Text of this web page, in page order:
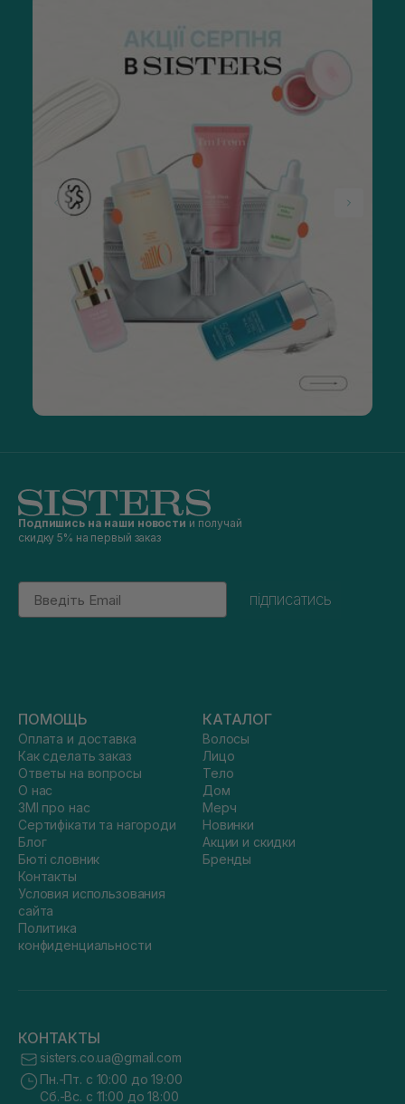
Подпишись на наши новости и получай
скидку 5% на первый заказ
Email
підписатись
ПОМОЩЬ
Оплата и доставка
Как сделать заказ
Ответы на вопросы
О нас
ЗМІ про нас
Сертифікати та нагороди
Блог
Бюті словник
Контакты
Условия использования
сайта
Политика
конфиденциальности
КАТАЛОГ
Волосы
Лицо
Тело
Дом
Мерч
Новинки
Акции и скидки
Бренды
КОНТАКТЫ
sisters.co.ua@gmail.com
Пн.-Пт. с 10:00 до 19:00
Сб.-Вс. с 11:00 до 18:00